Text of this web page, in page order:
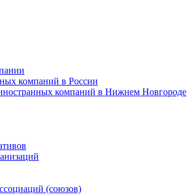
компаний в России
компаний в Нижнем Новгороде
(союзов)